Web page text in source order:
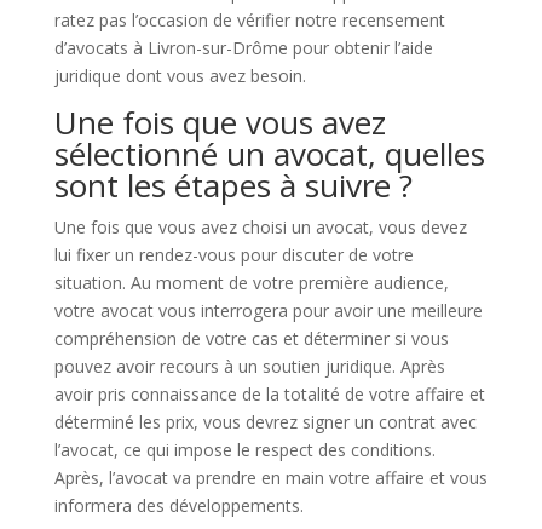
ratez pas l’occasion de vérifier notre recensement
d’avocats à Livron-sur-Drôme pour obtenir l’aide
juridique dont vous avez besoin.
Une fois que vous avez
sélectionné un avocat, quelles
sont les étapes à suivre ?
Une fois que vous avez choisi un avocat, vous devez
lui fixer un rendez-vous pour discuter de votre
situation. Au moment de votre première audience,
votre avocat vous interrogera pour avoir une meilleure
compréhension de votre cas et déterminer si vous
pouvez avoir recours à un soutien juridique. Après
avoir pris connaissance de la totalité de votre affaire et
déterminé les prix, vous devrez signer un contrat avec
l’avocat, ce qui impose le respect des conditions.
Après, l’avocat va prendre en main votre affaire et vous
informera des développements.